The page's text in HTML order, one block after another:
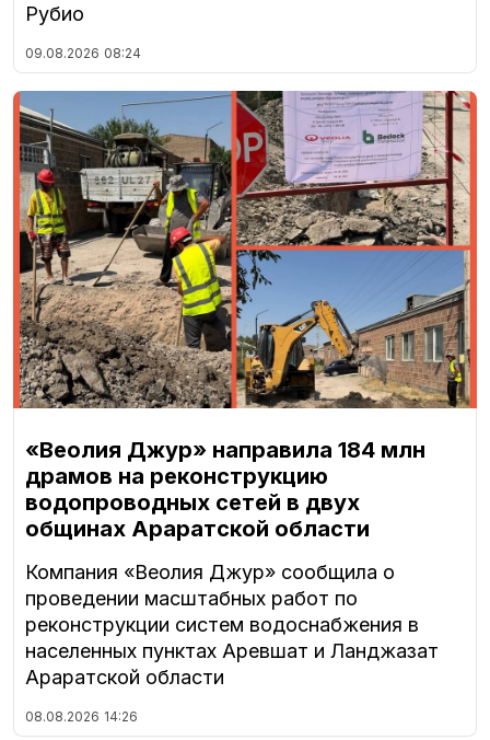
Рубио
09.08.2026 08:24
«Веолия Джур» направила 184 млн
драмов на реконструкцию
водопроводных сетей в двух
общинах Араратской области
Компания «Веолия Джур» сообщила о
проведении масштабных работ по
реконструкции систем водоснабжения в
населенных пунктах Аревшат и Ланджазат
Араратской области
08.08.2026 14:26